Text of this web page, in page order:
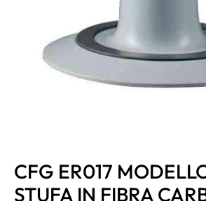
CFG ER017
STUFA IN FIBRA